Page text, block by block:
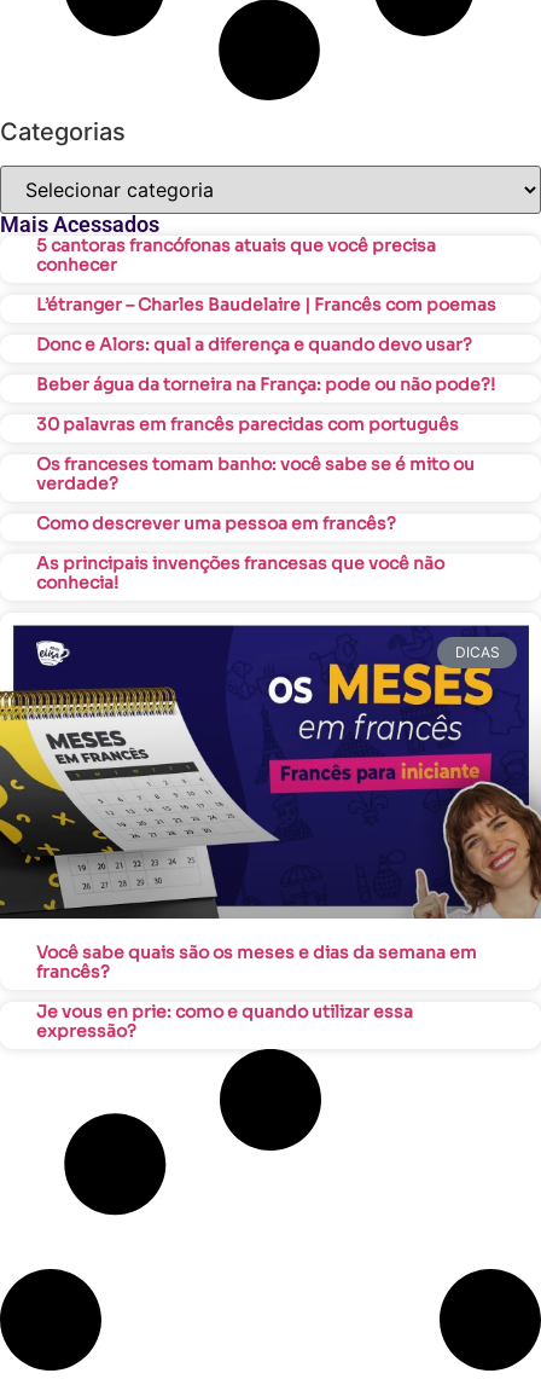
Categorias
Mais Acessados
5 cantoras francófonas atuais que você precisa
conhecer
L’étranger – Charles Baudelaire | Francês com poemas
Donc e Alors: qual a diferença e quando devo usar?
Beber água da torneira na França: pode ou não pode?!
30 palavras em francês parecidas com português
Os franceses tomam banho: você sabe se é mito ou
verdade?
Como descrever uma pessoa em francês?
As principais invenções francesas que você não
conhecia!
DICAS
Você sabe quais são os meses e dias da semana em
francês?
Je vous en prie: como e quando utilizar essa
expressão?